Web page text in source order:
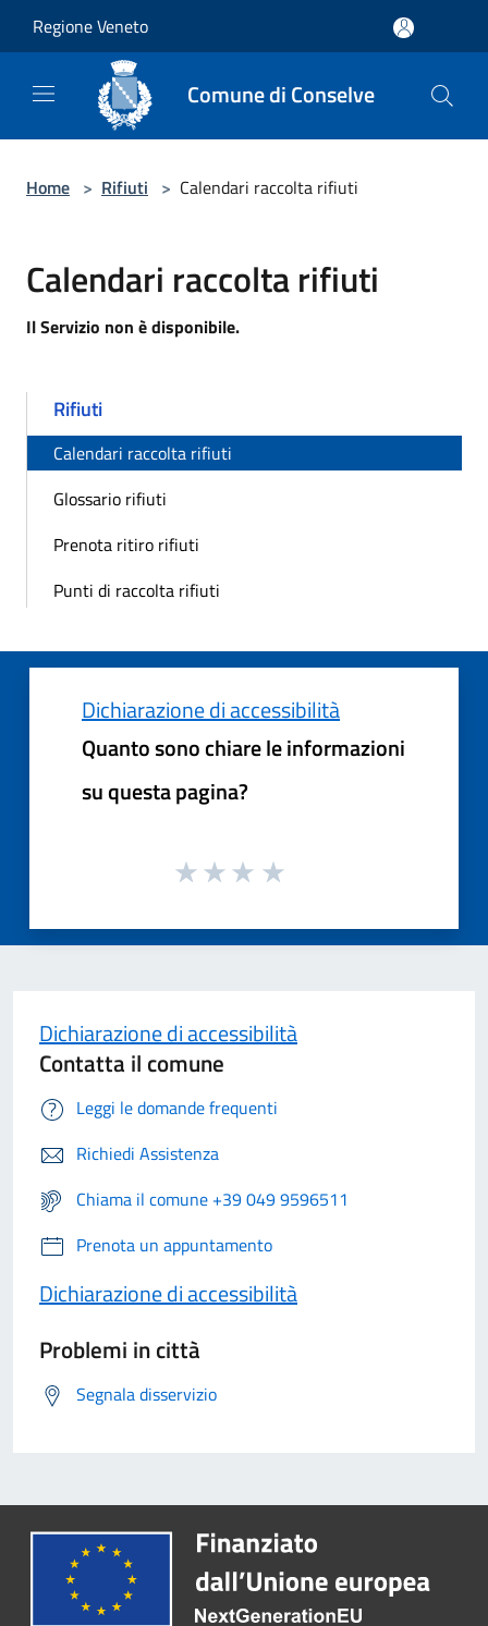
Regione Veneto
Comune di Conselve
Home > Rifiuti > Calendari raccolta rifiuti
Calendari raccolta rifiuti
Il Servizio non è disponibile.
Rifiuti
Calendari raccolta rifiuti
Glossario rifiuti
Prenota ritiro rifiuti
Punti di raccolta rifiuti
Dichiarazione di accessibilità
Quanto sono chiare le informazioni
su questa pagina?
Dichiarazione di accessibilità
Contatta il comune
Leggi le domande frequenti
Richiedi Assistenza
Chiama il comune +39 049 9596511
Prenota un appuntamento
Dichiarazione di accessibilità
Problemi in città
Segnala disservizio